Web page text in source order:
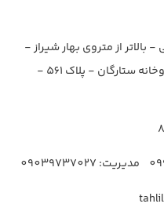
از متروی بهار شیراز -
روبروی اتاق اصناف - جنب داروخانه ستارگان - پلاک 561 -
مدیریت: 09039737027